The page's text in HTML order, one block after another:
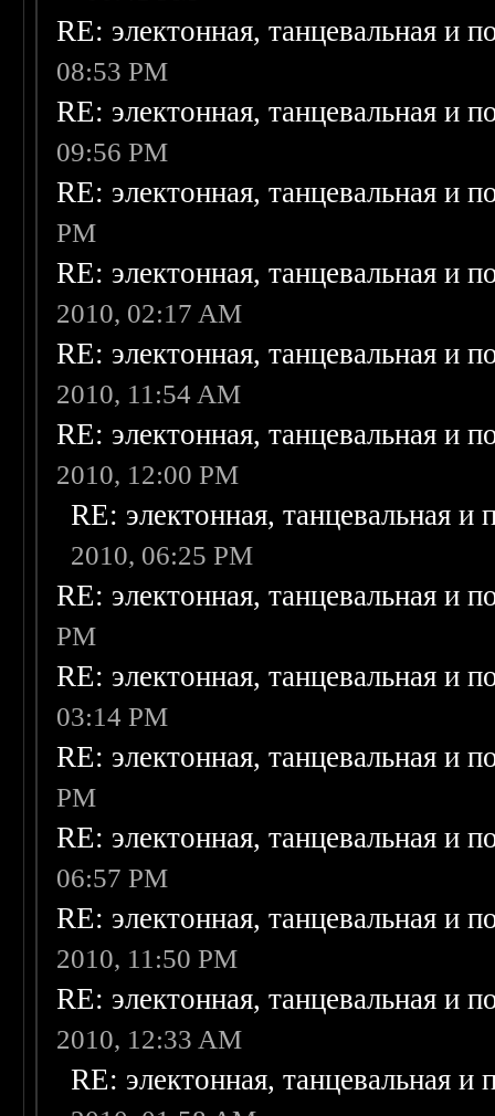
RE: электонная, танцевальная и
08:53 PM
RE: электонная, танцевальная и
09:56 PM
RE: электонная, танцевальная и
PM
RE: электонная, танцевальная и
2010, 02:17 AM
RE: электонная, танцевальная и
2010, 11:54 AM
RE: электонная, танцевальная и
2010, 12:00 PM
RE: электонная, танцевальная и
2010, 06:25 PM
RE: электонная, танцевальная и
PM
RE: электонная, танцевальная и
03:14 PM
RE: электонная, танцевальная и
PM
RE: электонная, танцевальная и
06:57 PM
RE: электонная, танцевальная и
2010, 11:50 PM
RE: электонная, танцевальная и
2010, 12:33 AM
RE: электонная, танцевальная и